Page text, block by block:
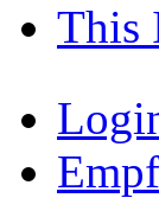
This